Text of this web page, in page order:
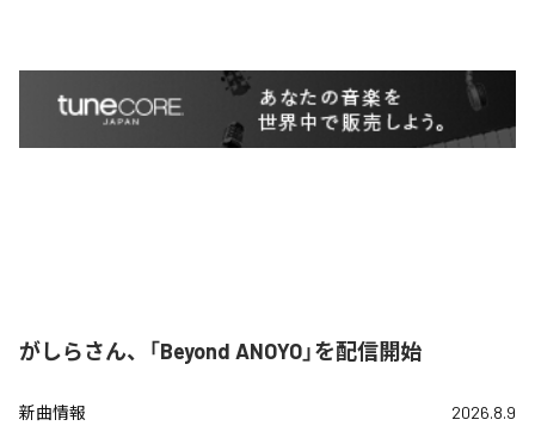
がしらさん、「Beyond ANOYO」を配信開始
新曲情報 2026.8.9